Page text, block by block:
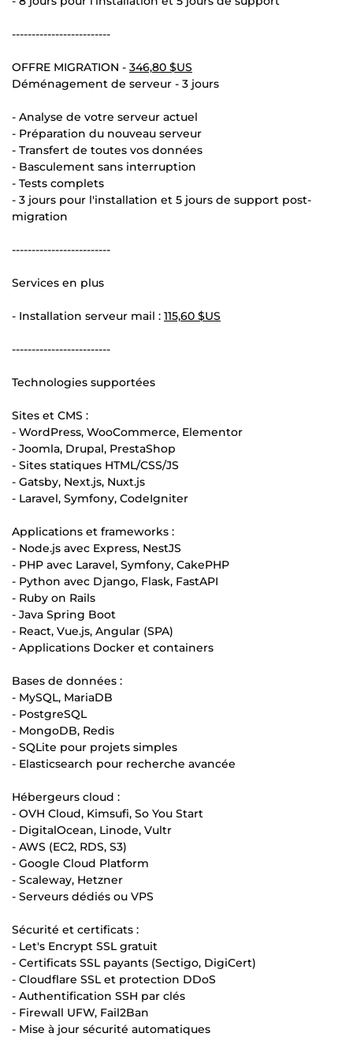
-------------------------
OFFRE MIGRATION - 346,80 $US
Déménagement de serveur - 3 jours
- Analyse de votre serveur actuel
- Préparation du nouveau serveur
- Transfert de toutes vos données
- Basculement sans interruption
- Tests complets
- 3 jours pour l'installation et 5 jours de support post-
migration
-------------------------
Services en plus
- Installation serveur mail : 115,60 $US
-------------------------
Technologies supportées
Sites et CMS :
- WordPress, WooCommerce, Elementor
- Joomla, Drupal, PrestaShop
- Sites statiques HTML/CSS/JS
- Gatsby, Next.js, Nuxt.js
- Laravel, Symfony, CodeIgniter
Applications et frameworks :
- Node.js avec Express, NestJS
- PHP avec Laravel, Symfony, CakePHP
- Python avec Django, Flask, FastAPI
- Ruby on Rails
- Java Spring Boot
- React, Vue.js, Angular (SPA)
- Applications Docker et containers
Bases de données :
- MySQL, MariaDB
- PostgreSQL
- MongoDB, Redis
- SQLite pour projets simples
- Elasticsearch pour recherche avancée
Hébergeurs cloud :
- OVH Cloud, Kimsufi, So You Start
- DigitalOcean, Linode, Vultr
- AWS (EC2, RDS, S3)
- Google Cloud Platform
- Scaleway, Hetzner
- Serveurs dédiés ou VPS
Sécurité et certificats :
- Let's Encrypt SSL gratuit
- Certificats SSL payants (Sectigo, DigiCert)
- Cloudflare SSL et protection DDoS
- Authentification SSH par clés
- Firewall UFW, Fail2Ban
- Mise à jour sécurité automatiques